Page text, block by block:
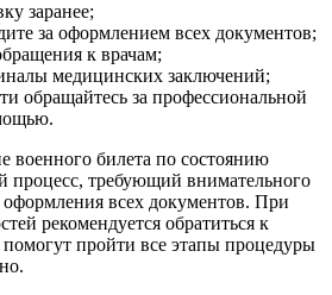
заранее;
за оформлением всех документов;
к врачам;
медицинских заключений;
обращайтесь за профессиональной
военного билета по состоянию
процесс, требующий внимательного
всех документов. При
рекомендуется обратиться к
пройти все этапы процедуры